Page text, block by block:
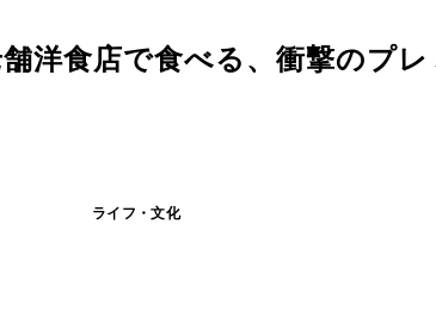
洋食店で食べる、衝撃のプ
ライフ・文化